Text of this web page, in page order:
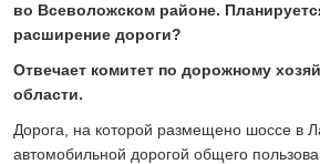
во Всеволожском районе.
расширение дороги?
Отвечает комитет по дорожному
области.
Дорога, на которой размещено шоссе в
автомобильной дорогой общего